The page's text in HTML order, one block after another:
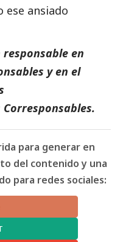
ese ansiado
en
y en el
.
para generar en
del contenido y una
para redes sociales: